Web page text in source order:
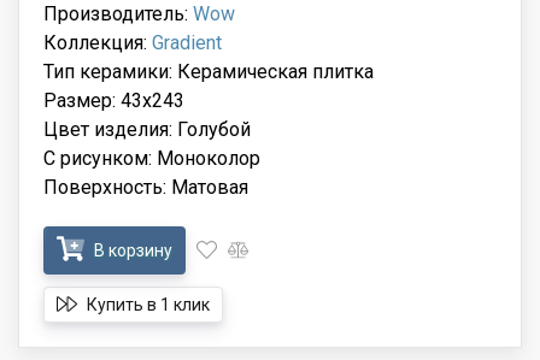
Производитель: Wow
Коллекция: Gradient
Тип керамики: Керамическая плитка
Размер: 43x243
Цвет изделия: Голубой
С рисунком: Моноколор
Поверхность: Матовая
В корзину
Купить в 1 клик